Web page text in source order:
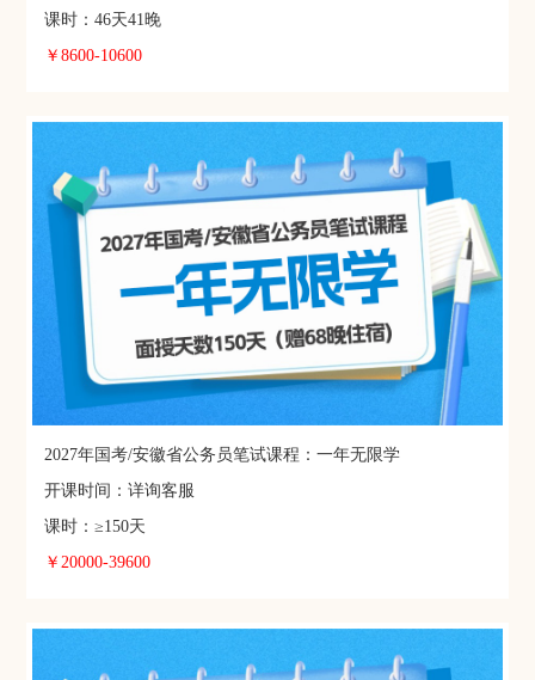
课时：46天41晚
￥8600-10600
2027年国考/安徽省公务员笔试课程：一年无限学
开课时间：详询客服
课时：≥150天
￥20000-39600